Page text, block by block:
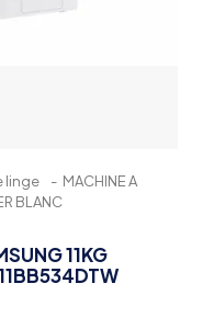
linge - MACHINE A
BLANC
11KG